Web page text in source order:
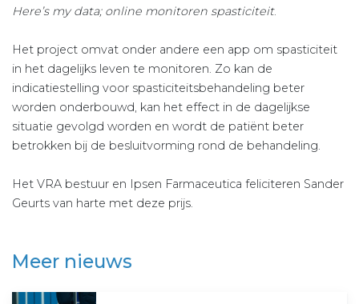
Here’s my data; online monitoren spasticiteit.
Het project omvat onder andere een app om spasticiteit
in het dagelijks leven te monitoren. Zo kan de
indicatiestelling voor spasticiteitsbehandeling beter
worden onderbouwd, kan het effect in de dagelijkse
situatie gevolgd worden en wordt de patiënt beter
betrokken bij de besluitvorming rond de behandeling.
Het VRA bestuur en Ipsen Farmaceutica feliciteren Sander
Geurts van harte met deze prijs.
Meer nieuws